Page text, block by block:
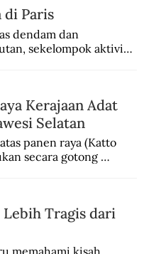
Paris
dendam dan
sekelompok aktivis
Kerajaan Adat
Selatan
panen raya (Katto
secara gotong
Lebih Tragis dari
memahami kisah